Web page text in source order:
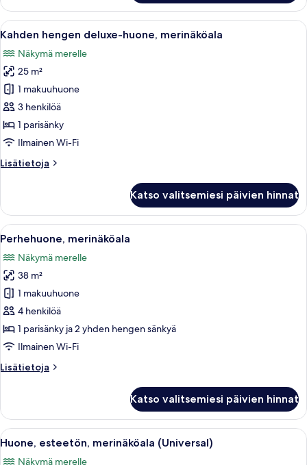
superior-
huone,
merinäköala
Avaa
kaikki
huonetyypin
Kahden
hengen
deluxe-
huone,
merinäköala
Hotellihuone, jossa on suuri sänky,
4
Kahden hengen deluxe-huone, merinäköala
Näkymä merelle
25 m²
1 makuuhuone
3 henkilöä
1 parisänky
Ilmainen Wi-Fi
Lisätietoja
Lisätietoja
deluxe-
huone,
merinäköala
Katso valitsemiesi päivien hinnat
Avaa
kaikki
huonetyypin
Perhehuone,
merinäköala
kuvat
Hotellihuone, jossa on kaksi
4
Perhehuone, merinäköala
Näkymä merelle
38 m²
1 makuuhuone
4 henkilöä
1 parisänky ja 2 yhden hengen sänkyä
Ilmainen Wi-Fi
Lisätietoja
Lisätietoja
Katso valitsemiesi päivien hinnat
Avaa
kaikki
Hotellihuone, jossa on sänky,
2
Huone, esteetön, merinäköala (Universal)
Näkymä merelle